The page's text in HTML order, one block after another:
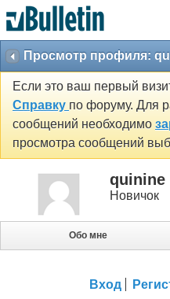
Просмотр профиля:
Если это ваш первый
Справку по форуму. Для
сообщений необходимо
просмотра сообщений
quinine
Новичок
Обо мне
Вход